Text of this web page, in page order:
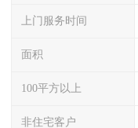
上门服务时间
面积
100平方以上
非住宅客户